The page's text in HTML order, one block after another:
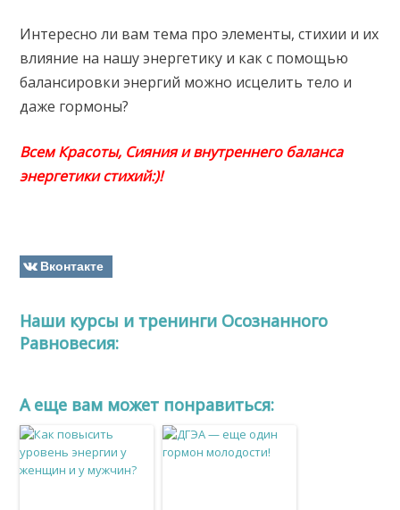
Интересно ли вам тема про элементы, стихии и их
влияние на нашу энергетику и как с помощью
балансировки энергий можно исцелить тело и
даже гормоны?
Всем Красоты, Сияния и внутреннего баланса
энергетики стихий:)!
Вконтакте
Наши курсы и тренинги Осознанного
Равновесия:
A еще вам может понравиться: